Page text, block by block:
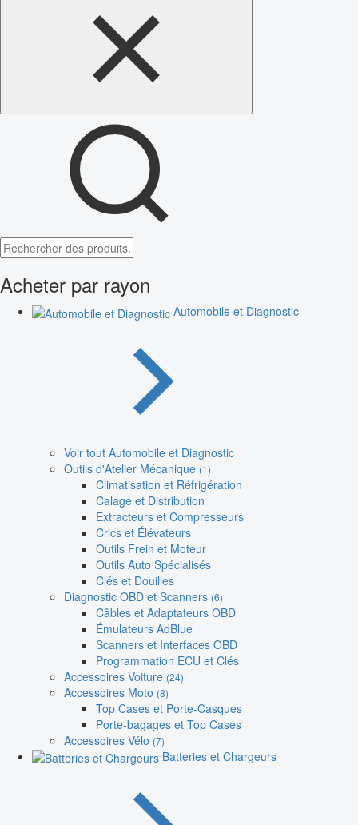
Acheter par rayon
Automobile et Diagnostic
Voir tout Automobile et Diagnostic
Outils d'Atelier Mécanique (1)
Climatisation et Réfrigération
Calage et Distribution
Extracteurs et Compresseurs
Crics et Élévateurs
Outils Frein et Moteur
Outils Auto Spécialisés
Clés et Douilles
Diagnostic OBD et Scanners (6)
Câbles et Adaptateurs OBD
Émulateurs AdBlue
Scanners et Interfaces OBD
Programmation ECU et Clés
Accessoires Voiture (24)
Accessoires Moto (8)
Top Cases et Porte-Casques
Porte-bagages et Top Cases
Accessoires Vélo (7)
Batteries et Chargeurs